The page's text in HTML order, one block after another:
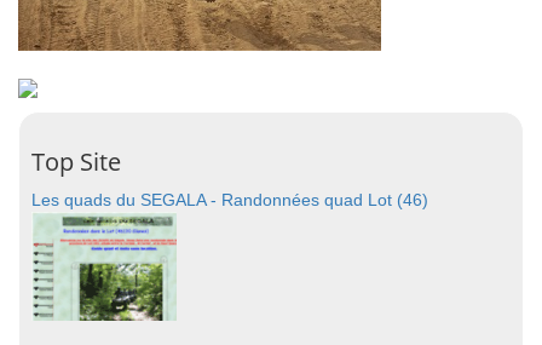
Top Site
Les quads du SEGALA - Randonnées quad Lot (46)